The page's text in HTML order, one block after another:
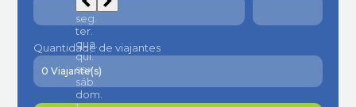
Quantidade de viajantes